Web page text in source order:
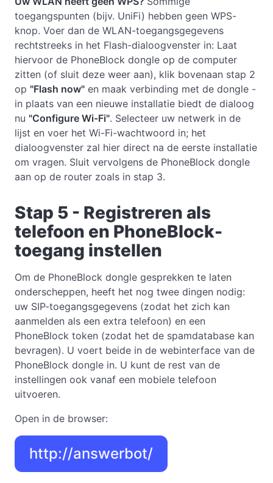
toegangspunten (bijv. UniFi) hebben geen WPS-
knop. Voer dan de WLAN-toegangsgegevens
rechtstreeks in het Flash-dialoogvenster in: Laat
hiervoor de PhoneBlock dongle op de computer
zitten (of sluit deze weer aan), klik bovenaan stap 2
op "Flash now" en maak verbinding met de dongle -
in plaats van een nieuwe installatie biedt de dialoog
nu "Configure Wi-Fi". Selecteer uw netwerk in de
lijst en voer het Wi-Fi-wachtwoord in; het
dialoogvenster zal hier direct na de eerste installatie
om vragen. Sluit vervolgens de PhoneBlock dongle
aan op de router zoals in stap 3.
Stap 5 - Registreren als
telefoon en PhoneBlock-
toegang instellen
Om de PhoneBlock dongle gesprekken te laten
onderscheppen, heeft het nog twee dingen nodig:
uw SIP-toegangsgegevens (zodat het zich kan
aanmelden als een extra telefoon) en een
PhoneBlock token (zodat het de spamdatabase kan
bevragen). U voert beide in de webinterface van de
PhoneBlock dongle in. U kunt de rest van de
instellingen ook vanaf een mobiele telefoon
uitvoeren.
Open in de browser:
http://answerbot/